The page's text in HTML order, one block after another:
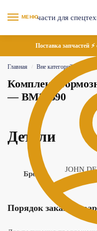
МЕНЮ
Поставка запчастей
Главная / Вне категорий
Комплект
— BM24590
Детали
Бренд
JOHN
Порядок заказа